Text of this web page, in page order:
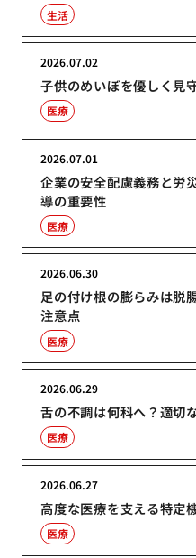
生活
子供のめいぼを優しく見
2026.07.02
医療
企業の安全配慮義務と労
導の重要性
2026.07.01
医療
足の付け根の膨らみは脱
注意点
2026.06.30
医療
舌の不調は何科へ？適切
2026.06.29
医療
高度な医療を支える特定
2026.06.27
医療